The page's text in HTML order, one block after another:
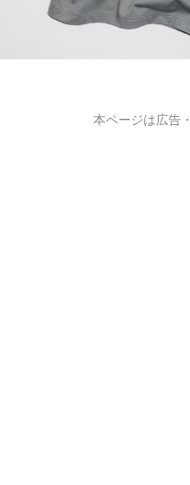
本ページは広告